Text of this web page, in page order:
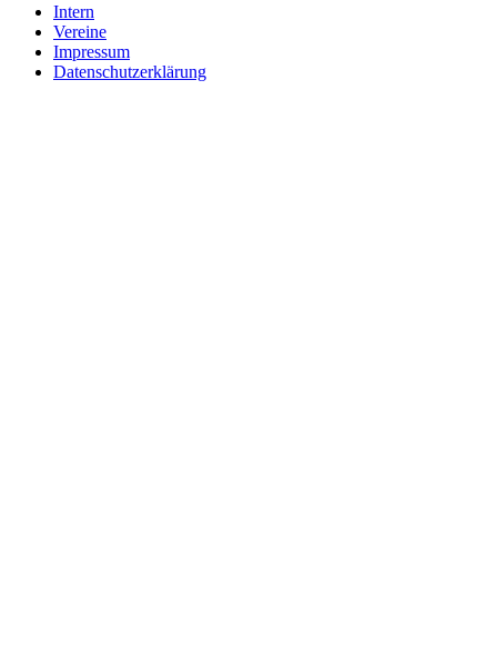
Intern
Vereine
Impressum
Datenschutzerklärung